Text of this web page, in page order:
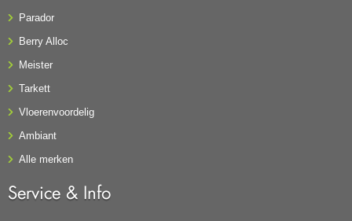
Parador
Berry Alloc
Meister
Tarkett
Vloerenvoordelig
Ambiant
Alle merken
Service & Info